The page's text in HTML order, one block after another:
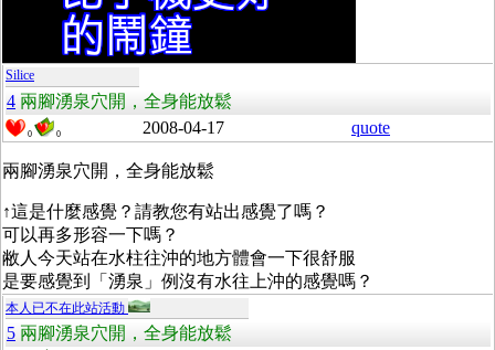
Silice
4 兩腳湧泉穴開，全身能放鬆
0 0 2008-04-17 quote
兩腳湧泉穴開，全身能放鬆
↑這是什麼感覺？請教您有站出感覺了嗎？
可以再多形容一下嗎？
敝人今天站在水柱往沖的地方體會一下很舒服
是要感覺到「湧泉」例沒有水往上沖的感覺嗎？
本人已不在此站活動
5 兩腳湧泉穴開，全身能放鬆